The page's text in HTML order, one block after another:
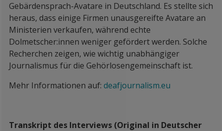
Gebärdensprach-Avatare in Deutschland. Es stellte sich
heraus, dass einige Firmen unausgereifte Avatare an
Ministerien verkaufen, während echte
Dolmetscher:innen weniger gefördert werden. Solche
Recherchen zeigen, wie wichtig unabhängiger
Journalismus für die Gehörlosengemeinschaft ist.
Mehr Informationen auf: deafjournalism.eu
Transkript des Interviews (Original in Deutscher